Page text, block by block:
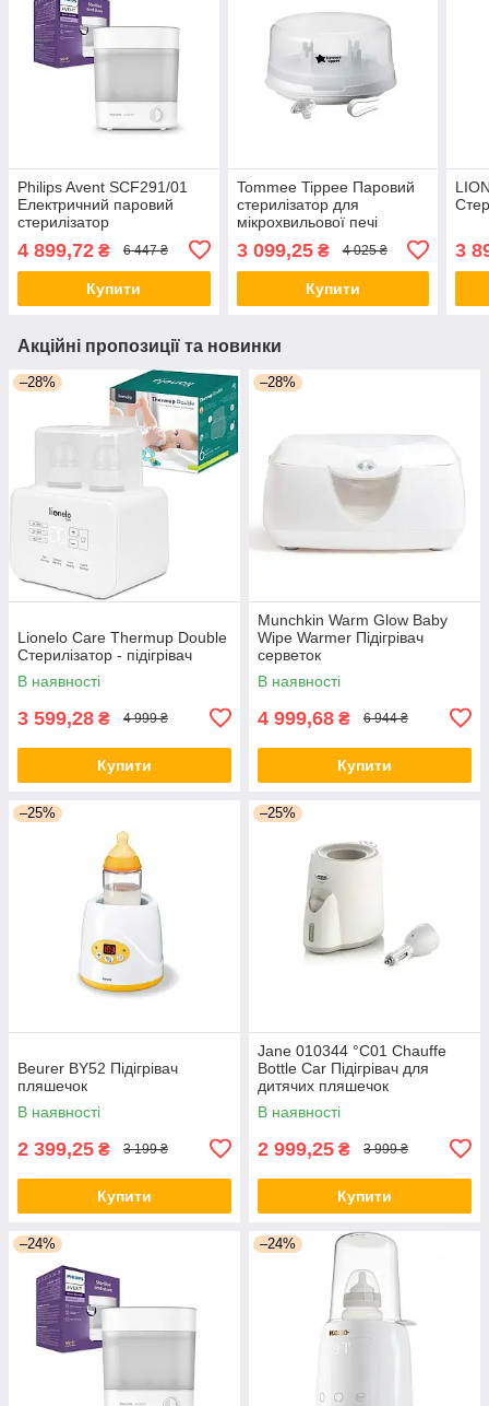
Philips Avent SCF291/01
Електричний паровий
стерилізатор
4 899,72 ₴ 6 447 ₴
Купити
Tommee Tippee Паровий
стерилізатор для
мікрохвильової печі
3 099,25₴ 4 025 ₴
Купити
3
Акційні пропозиції та новинки
–28%
Lionelo Care Thermup Double
Стерилізатор - підігрівач
В наявності
3 599,28 ₴ 4 999 ₴
Купити
–28%
Munchkin Warm Glow Baby
Wipe Warmer Підігрівач
серветок
В наявності
4 999,68 ₴ 6 944 ₴
Купити
–25%
Beurer BY52 Підігрівач
пляшечок
В наявності
2 399,25 ₴ 3 199 ₴
Купити
–25%
Jane 010344 °C01 Chauffe
Bottle Car Підігрівач для
дитячих пляшечок
В наявності
2 999,25 ₴ 3 999 ₴
Купити
–24% –24%